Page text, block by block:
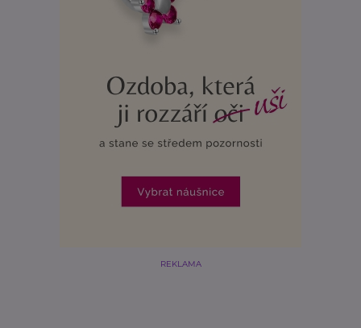
REKLAMA